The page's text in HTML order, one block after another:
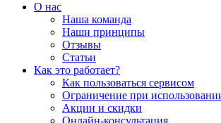
О нас
Наша команда
Наши принципы
Отзывы
Статьи
Как это работает?
Как пользоваться сервисом
Ограничение при
Акции и скидки
Онлайн-консультация